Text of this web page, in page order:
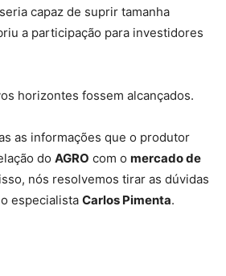
capaz de suprir tamanha
a participação para investidores
horizontes fossem alcançados.
as informações que o produtor
do AGRO com o mercado de
nós resolvemos tirar as dúvidas
especialista Carlos Pimenta.